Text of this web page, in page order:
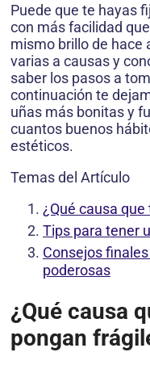
Puede que te hayas
con más facilidad
mismo brillo de hace
varias a causas y
saber los pasos a
continuación te
uñas más bonitas y
cuantos buenos
estéticos.
Temas del Artículo
¿Qué causa
Tips para tener
Consejos
poderosas
¿Qué causa
pongan